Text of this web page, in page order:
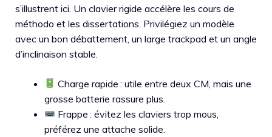
s’illustrent ici. Un clavier rigide accélère les cours de
méthodo et les dissertations. Privilégiez un modèle
avec un bon débattement, un large trackpad et un angle
d’inclinaison stable.
Charge rapide : utile entre deux CM, mais une
grosse batterie rassure plus.
Frappe : évitez les claviers trop mous,
préférez une attache solide.